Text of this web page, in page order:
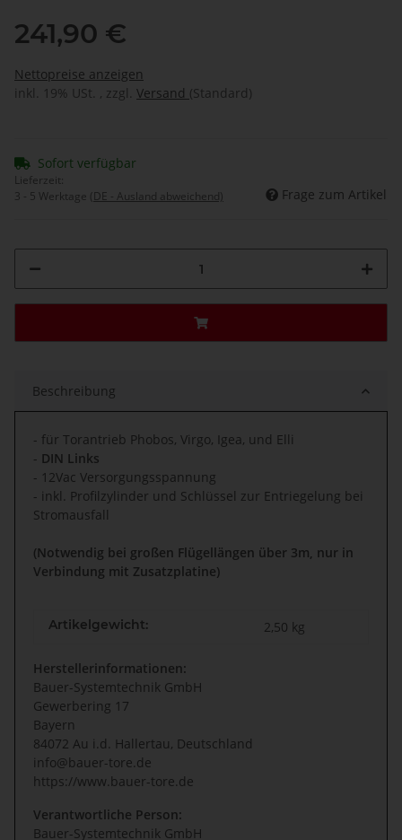
241,90 €
Nettopreise anzeigen
inkl. 19% USt. , zzgl. Versand (Standard)
Sofort verfügbar
Lieferzeit:
3 - 5 Werktage (DE - Ausland abweichend) Frage zum Artikel
Beschreibung
- für Torantrieb Phobos, Virgo, Igea, und Elli
- DIN Links
- 12Vac Versorgungsspannung
- inkl. Profilzylinder und Schlüssel zur Entriegelung bei
Stromausfall
(Notwendig bei großen Flügellängen über 3m, nur in
Verbindung mit Zusatzplatine)
Artikelgewicht: 2,50 kg
Herstellerinformationen:
Bauer-Systemtechnik GmbH
Gewerbering 17
Bayern
84072 Au i.d. Hallertau, Deutschland
info@bauer-tore.de
https://www.bauer-tore.de
Verantwortliche Person:
Bauer-Systemtechnik GmbH